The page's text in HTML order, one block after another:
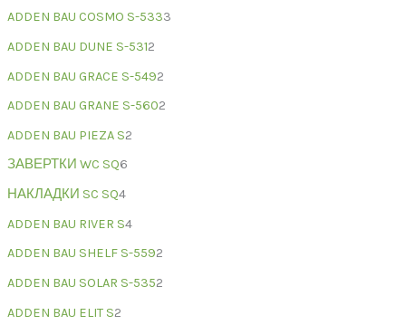
ADDEN BAU COSMO S-5333
ADDEN BAU DUNE S-5312
ADDEN BAU GRACE S-5492
ADDEN BAU GRANE S-5602
ADDEN BAU PIEZA S2
ЗАВЕРТКИ WC SQ6
НАКЛАДКИ SC SQ4
ADDEN BAU RIVER S4
ADDEN BAU SHELF S-5592
ADDEN BAU SOLAR S-5352
ADDEN BAU ELIT S2